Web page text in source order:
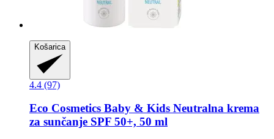
Košarica
4.4 (97)
Eco Cosmetics Baby & Kids Neutralna krema
za sunčanje SPF 50+, 50 ml